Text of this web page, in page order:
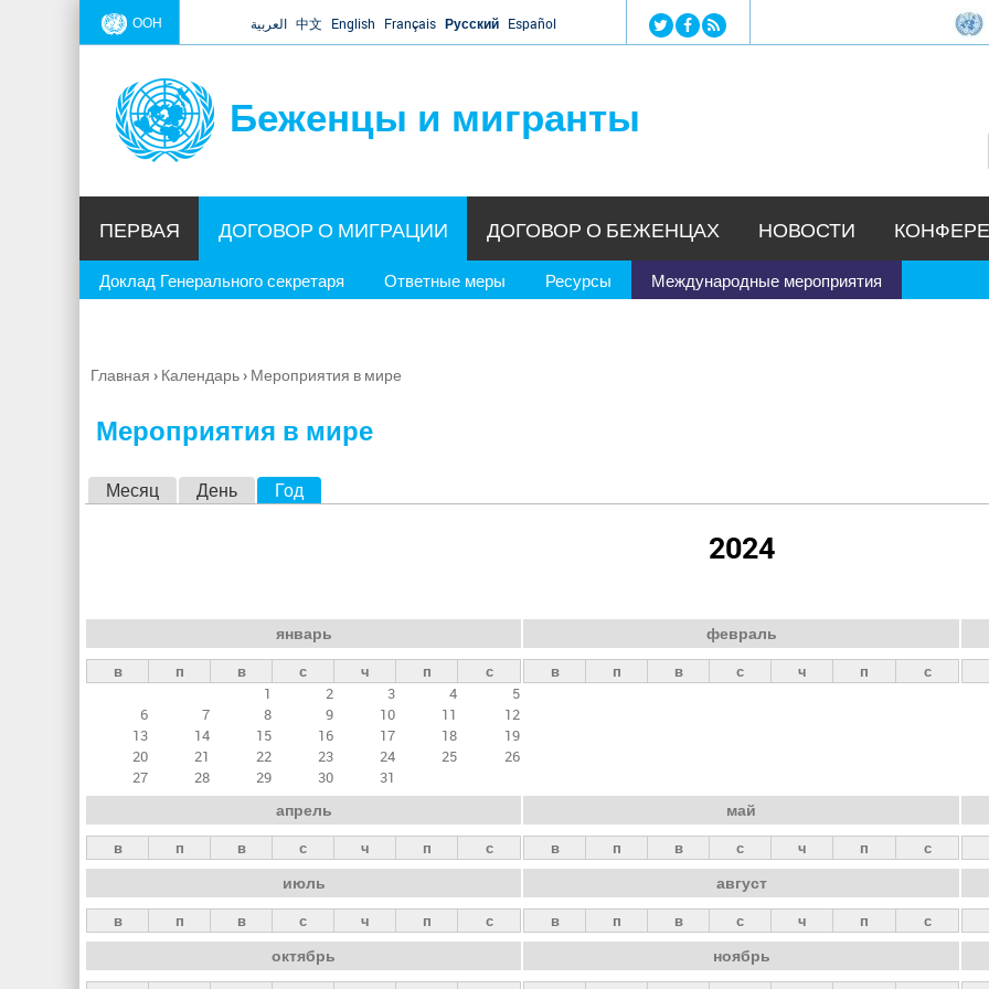
Jump to navigation
ООН العربية 中文 English Français Русский Español
Беженцы и мигранты
ПЕРВАЯ ДОГОВОР О МИГРАЦИИ
Доклад Генерального секретаря Ответные меры Ресурсы Международные мероприятия
ДОГОВОР О БЕЖЕНЦАХ НОВОСТИ
Вы
Главная › Календарь› Мероприятия в мире
Мероприятия в мире
н
ы
е
а
д
к
и
Месяц День Год
2024
январь
в п в с ч п
с
1
2 3 4
5
6
7 8 9 10 11
12
13
14 15 16 17 18
19
20
21 22 23 24 25
26
27
28 29 30 31
февраль
в п в с ч п с
апрель
в п в с ч п с
май
в п в с ч п с
июль
в п в с ч п с
август
в п в с ч п с
октябрь ноябрь